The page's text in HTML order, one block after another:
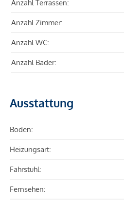
Anzahl Terrassen:
Anzahl Zimmer:
Anzahl WC:
Anzahl Bäder:
Ausstattung
Boden:
Heizungsart:
Fahrstuhl:
Fernsehen: